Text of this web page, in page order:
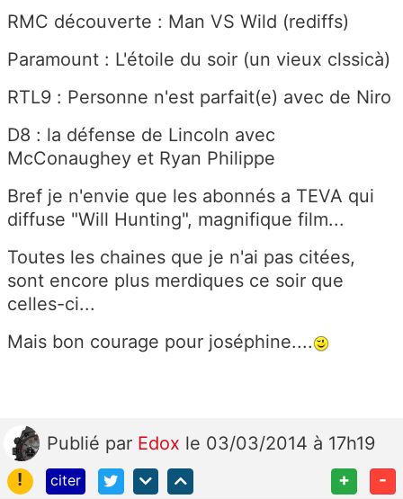
RMC découverte : Man VS Wild (rediffs)
Paramount : L'étoile du soir (un vieux clssicà)
RTL9 : Personne n'est parfait(e) avec de Niro
D8 : la défense de Lincoln avec
McConaughey et Ryan Philippe
Bref je n'envie que les abonnés a TEVA qui
diffuse "Will Hunting", magnifique film...
Toutes les chaines que je n'ai pas citées,
sont encore plus merdiques ce soir que
celles-ci...
Mais bon courage pour joséphine....
Publié par Edox le 03/03/2014 à 17h19
!
citer + -